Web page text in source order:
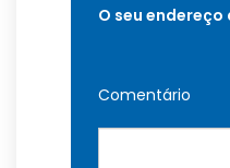
O seu
Comentário